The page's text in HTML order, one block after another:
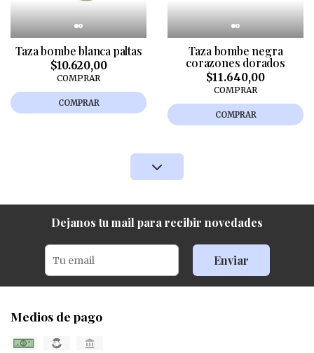
Taza bombe blanca paltas
$10.620,00
COMPRAR
COMPRAR
Taza bombe negra
corazones dorados
$11.640,00
COMPRAR
COMPRAR
Dejanos tu mail para recibir novedades
Enviar
Medios de pago